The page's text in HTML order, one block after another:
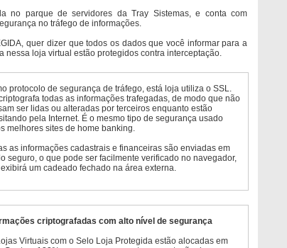
no parque de servidores da Tray Sistemas, e conta com
no tráfego de informações.
quer dizer que todos os dados que você informar para a
nessa loja virtual estão protegidos contra interceptação.
protocolo de segurança de tráfego, está loja utiliza o SSL.
todas as informações trafegadas, de modo que não
ser lidas ou alteradas por terceiros enquanto estão
pela Internet. É o mesmo tipo de segurança usado
melhores sites de home banking.
as informações cadastrais e financeiras são enviadas em
seguro, o que pode ser facilmente verificado no navegador,
um cadeado fechado na área externa.
criptografadas com alto nível de segurança
Virtuais com o Selo Loja Protegida estão alocadas em